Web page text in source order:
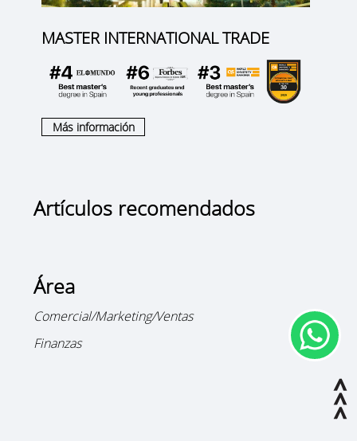
MASTER INTERNATIONAL TRADE
Más información
Artículos recomendados
Área
Comercial/Marketing/Ventas
Finanzas